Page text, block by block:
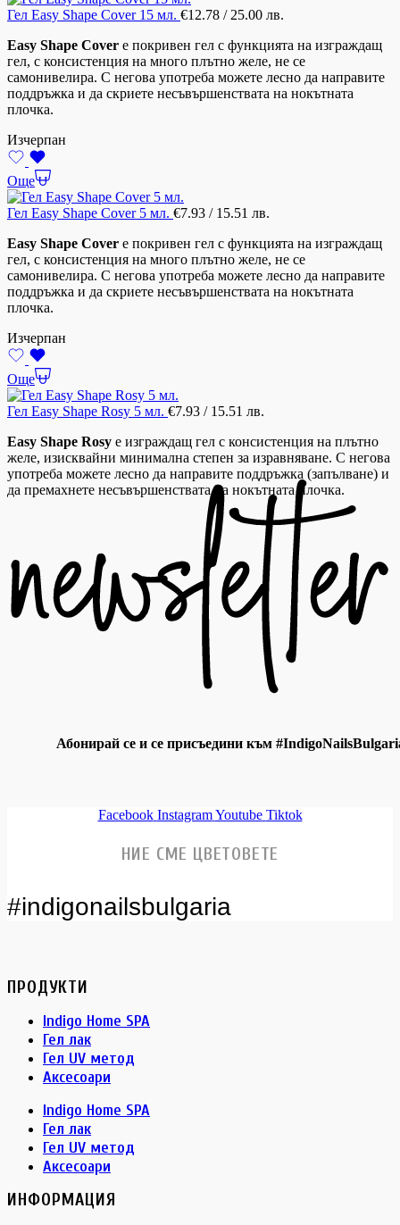
Гел Easy Shape Cover 15 мл. €12.78 / 25.00 лв.
Easy Shape Cover е покривен гел с функцията на изграждащ
гел, с консистенция на много плътно желе, не се
самонивелира. С негова употреба можете лесно да направите
поддръжка и да скриете несъвършенствата на нокътната
плочка.
Изчерпан
Още
Гел Easy Shape Cover 5 мл. €7.93 / 15.51 лв.
Easy Shape Cover е покривен гел с функцията на изграждащ
гел, с консистенция на много плътно желе, не се
самонивелира. С негова употреба можете лесно да направите
поддръжка и да скриете несъвършенствата на нокътната
плочка.
Изчерпан
Още
Гел Easy Shape Rosy 5 мл. €7.93 / 15.51 лв.
Easy Shape Rosy е изграждащ гел с консистенция на плътно
желе, изисквайни минимална степен за изравняване. С негова
употреба можете лесно да направите поддръжка (запълване) и
да премахнете несъвършенствата на нокътната плочка.
Абонирай се и се присъедини към
Facebook Instagram Youtube Tiktok
НИЕ СМЕ ЦВЕТОВЕТЕ
#indigonailsbulgaria
ПРОДУКТИ
Indigo Home SPA
Гел лак
Гел UV метод
Аксесоари
Indigo Home SPA
Гел лак
Гел UV метод
Аксесоари
ИНФОРМАЦИЯ